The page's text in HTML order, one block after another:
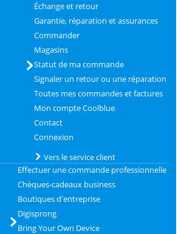
Échange et retour
Garantie, réparation et assurances
Commander
Magasins
Statut de ma commande
Signaler un retour ou une réparation
Toutes mes commandes et factures
Mon compte Coolblue
Contact
Connexion
Vers le service client
Effectuer une commande professionnelle
Chèques-cadeaux business
Boutiques d'entreprise
Digisprong
Bring Your Own Device